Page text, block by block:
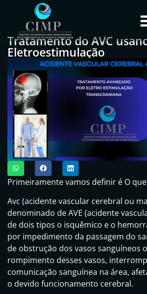
Tratamento do AVC
Eletroestimulação
Primeiramente vamos definir é O que
Avc (acidente vascular cerebral ou
denominado de AVE (acidente
de dois tipos o isquêmico e o
por impedimento da passagem do
de obstrução dos vasos sanguíneos
rompimento desses vasos,
comunicação sanguínea na área,
o devido funcionamento cerebral.